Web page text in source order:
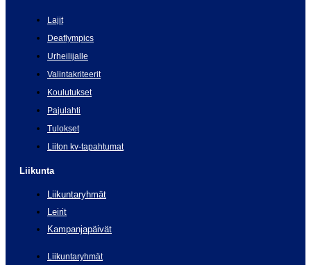
Lajit
Deaflympics
Urheilijalle
Valintakriteerit
Koulutukset
Pajulahti
Tulokset
Liiton kv-tapahtumat
Liikunta
Liikuntaryhmät
Leirit
Kampanjapäivät
Liikuntaryhmät